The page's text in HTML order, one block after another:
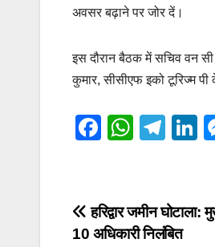
अवसर बढ़ाने पर जोर दें।
इस दौरान बैठक में सचिव वन
कुमार, सीसीएफ इको टूरिज्म
F
e
b
W
s
A
T
gr
a
e
dI
Post
हरिद्वार जमीन
10 अधिकारी निलंबित